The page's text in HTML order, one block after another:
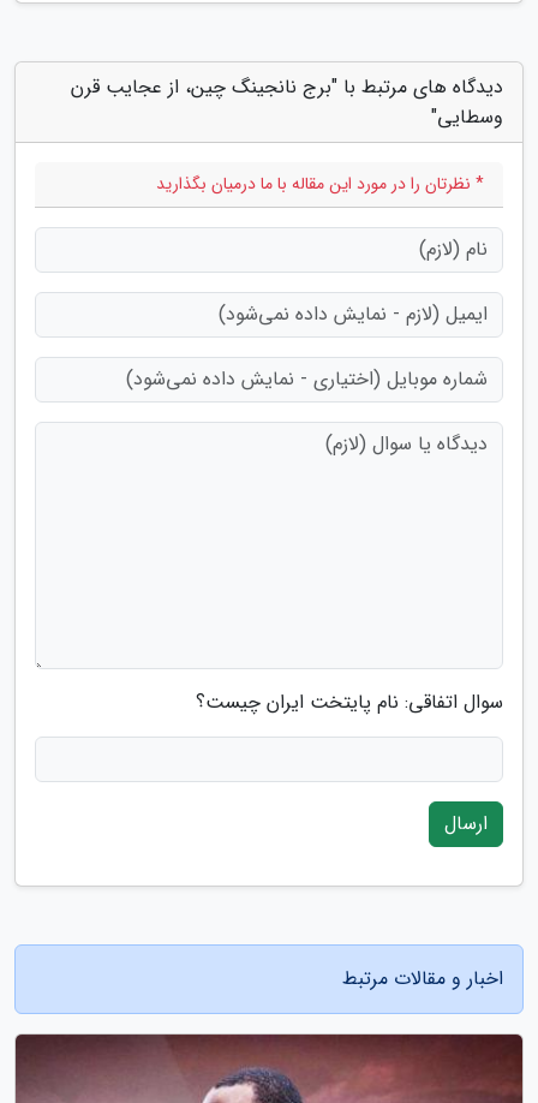
دیدگاه های مرتبط با "برج نانجینگ چین، از عجایب قرن
وسطایی"
* نظرتان را در مورد این مقاله با ما درمیان بگذارید
سوال اتفاقی: نام پایتخت ایران چیست؟
ارسال
اخبار و مقالات مرتبط